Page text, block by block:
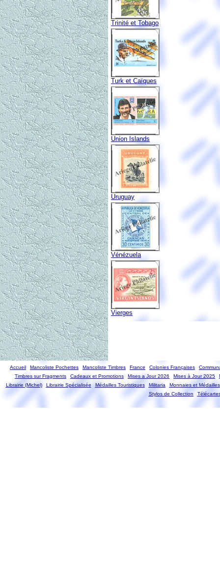
Trinité et Tobago
Turk et Caïques
Union Islands
Uruguay
Vénézuela
Vierges
Accueil Mancoliste Pochettes Mancoliste Timbres France Colonies Françaises
Timbres sur Fragments
Cadeaux et Promotions Mises a Jour 2026 Mises à Jour 2025
Librairie (Michel)
Librairie Spécialisée Médailles Touristiques Militaria
Monnaies et Médailles
Stylos de Collection